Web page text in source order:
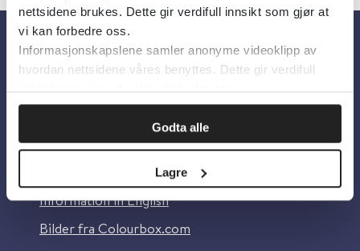
nettsidene brukes. Dette gir verdifull innsikt som gjør at
vi kan forbedre oss.
Informasjonskapslene samler anonyme videoklipp av
hvordan nettsidene våres benyttes. Dette gir verdifull
innsikt som gjør at vi kan forbedre oss.
Godta alle
Lagre
Om oss
Personvern og informasjonskapsler
Tilgjengelighetserklæring
Information in English
Bilder fra Colourbox.com